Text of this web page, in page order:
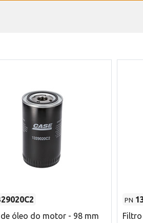
óleo do motor - 98 mm
PN